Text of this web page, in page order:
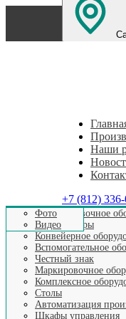
Этикетировочное
Аппликаторы
Конвейерное
Вспомогательное
Честный знак
Маркировочное
Комплексное
Столы
Автоматизация
Шкафы управления
Наши
Фото
Видео
+7 (812)
Главная >